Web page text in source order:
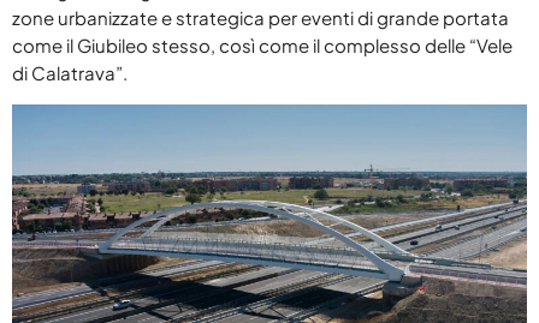
Blog
Breakfast
Delta1
DJ
Eventi
Fumetti
zone urbanizzate e strategica per eventi di grande portata
come il Giubileo stesso, così come il complesso delle “Vele
di Calatrava”.